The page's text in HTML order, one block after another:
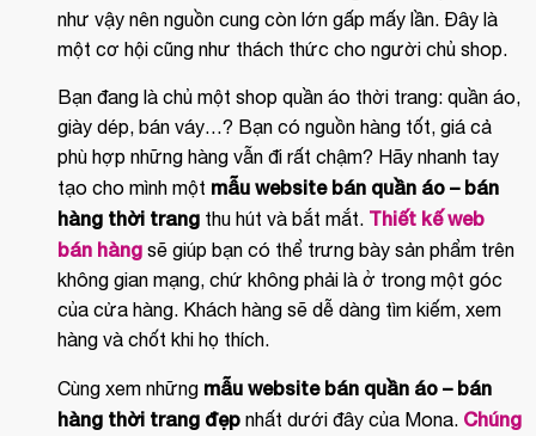
như vậy nên nguồn cung còn lớn gấp mấy lần. Đây là
một cơ hội cũng như thách thức cho người chủ shop.
Bạn đang là chủ một shop quần áo thời trang: quần áo,
giày dép, bán váy…? Bạn có nguồn hàng tốt, giá cả
phù hợp những hàng vẫn đi rất chậm? Hãy nhanh tay
tạo cho mình một mẫu website bán quần áo – bán
hàng thời trang thu hút và bắt mắt. Thiết kế web
bán hàng sẽ giúp bạn có thể trưng bày sản phẩm trên
không gian mạng, chứ không phải là ở trong một góc
của cửa hàng. Khách hàng sẽ dễ dàng tìm kiếm, xem
hàng và chốt khi họ thích.
Cùng xem những mẫu website bán quần áo – bán
hàng thời trang đẹp nhất dưới đây của Mona. Chúng